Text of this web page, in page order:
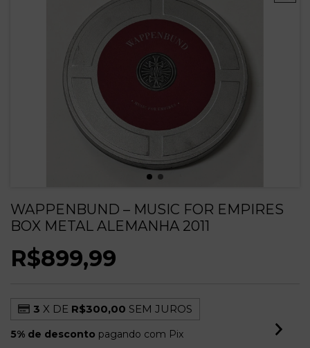
WAPPENBUND – MUSIC FOR EMPIRES
BOX METAL ALEMANHA 2011
R$899,99
3 X DE R$300,00 SEM JUROS
5% de desconto pagando com Pix